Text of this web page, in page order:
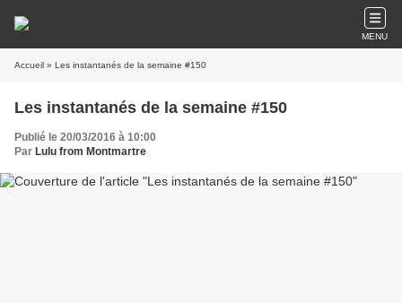
MENU
Accueil » Les instantanés de la semaine #150
Les instantanés de la semaine #150
Publié le 20/03/2016 à 10:00
Par Lulu from Montmartre